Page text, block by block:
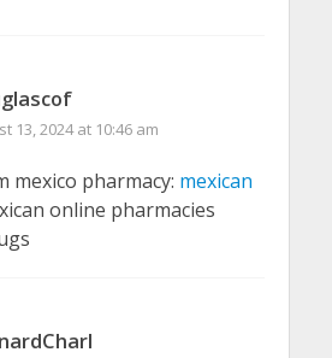
13, 2024 at 10:46 am
mexico pharmacy: mexican
online pharmacies